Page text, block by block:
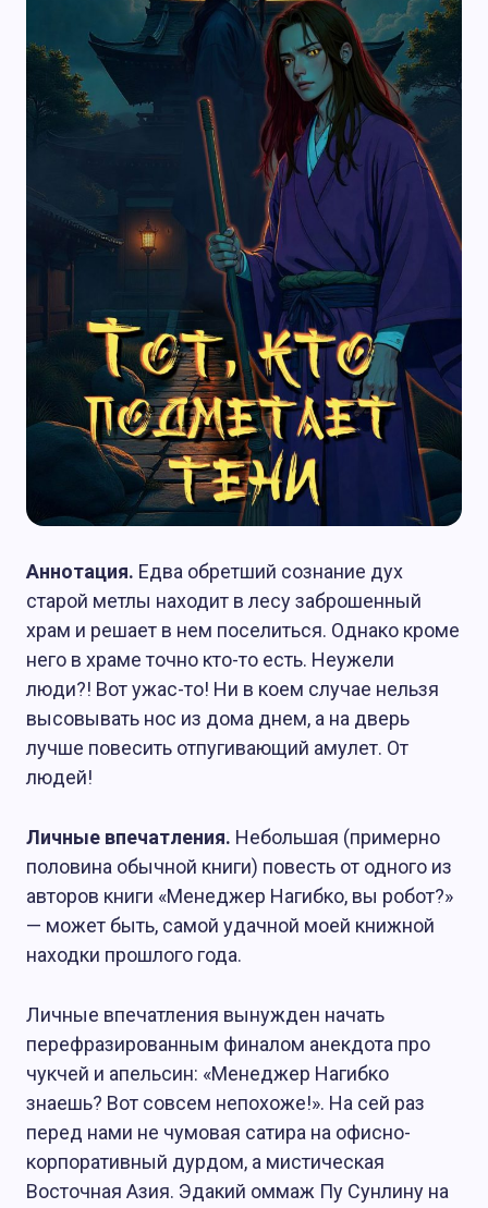
Аннотация. Едва обретший сознание дух
старой метлы находит в лесу заброшенный
храм и решает в нем поселиться. Однако кроме
него в храме точно кто-то есть. Неужели
люди?! Вот ужас-то! Ни в коем случае нельзя
высовывать нос из дома днем, а на дверь
лучше повесить отпугивающий амулет. От
людей!
Личные впечатления. Небольшая (примерно
половина обычной книги) повесть от одного из
авторов книги «Менеджер Нагибко, вы робот?»
— может быть, самой удачной моей книжной
находки прошлого года.
Личные впечатления вынужден начать
перефразированным финалом анекдота про
чукчей и апельсин: «Менеджер Нагибко
знаешь? Вот совсем непохоже!». На сей раз
перед нами не чумовая сатира на офисно-
корпоративный дурдом, а мистическая
Восточная Азия. Эдакий оммаж Пу Сунлину на